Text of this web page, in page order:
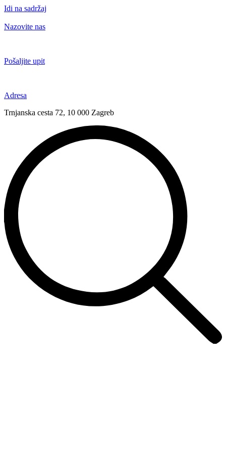
Idi na sadržaj
Nazovite nas
Pošaljite upit
Adresa
Trnjanska cesta 72, 10 000 Zagreb